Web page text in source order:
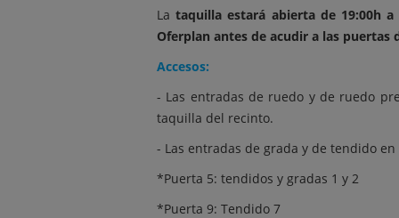
Lataquilla estará abierta de 19:00h a
Oferplan antes de acudir a las puertas
Accesos:
- Las entradas de ruedo y de ruedo
taquilla del recinto.
- Las entradas de grada y de tendido
*Puerta 5: tendidos y gradas 1 y 2
*Puerta 9: Tendido 7